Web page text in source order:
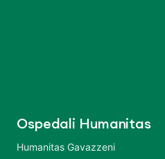
Ospedali Humanitas
Humanitas Gavazzeni